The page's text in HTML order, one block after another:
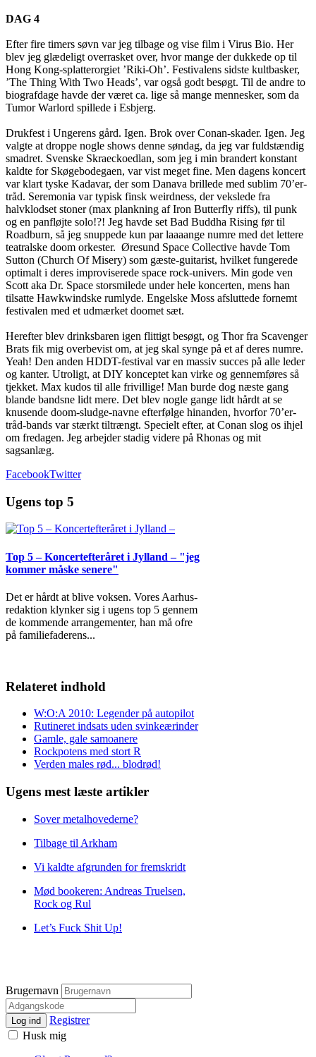
DAG 4
Efter fire timers søvn var jeg tilbage og vise film i Virus Bio. Her
blev jeg glædeligt overrasket over, hvor mange der dukkede op til
Hong Kong-splatterorgiet ’Riki-Oh’. Festivalens sidste kultbasker,
’The Thing With Two Heads’, var også godt besøgt. Til de andre to
biografdage havde der været ca. lige så mange mennesker, som da
Tumor Warlord spillede i Esbjerg.
Drukfest i Ungerens gård. Igen. Brok over Conan-skader. Igen. Jeg
valgte at droppe nogle shows denne søndag, da jeg var fuldstændig
smadret. Svenske Skraeckoedlan, som jeg i min brandert konstant
kaldte for Skøgebodegaen, var vist meget fine. Men dagens koncert
var klart tyske Kadavar, der som Danava brillede med sublim 70’er-
tråd. Seremonia var typisk finsk weirdness, der vekslede fra
halvklodset stoner (max plankning af Iron Butterfly riffs), til punk
og en panfløjte solo!?! Jeg havde set Bad Buddha Rising før til
Roadburn, så jeg snuppede kun par laaaange numre med det lettere
teatralske doom orkester. Øresund Space Collective havde Tom
Sutton (Church Of Misery) som gæste-guitarist, hvilket fungerede
optimalt i deres improviserede space rock-univers. Min gode ven
Scott aka Dr. Space storsmilede under hele koncerten, mens han
tilsatte Hawkwindske rumlyde. Engelske Moss afsluttede fornemt
festivalen med et udmærket doomet sæt.
Herefter blev drinksbaren igen flittigt besøgt, og Thor fra Scavenger
Brats fik mig overbevist om, at jeg skal synge på et af deres numre.
Yeah! Den anden HDDT-festival var en massiv succes på alle leder
og kanter. Utroligt, at DIY konceptet kan virke og gennemføres så
tjekket. Max kudos til alle frivillige! Man burde dog næste gang
blande bandsne lidt mere. Det blev nogle gange lidt hårdt at se
knusende doom-sludge-navne efterfølge hinanden, hvorfor 70’er-
tråd-bands var stærkt tiltrængt. Specielt efter, at Conan slog os ihjel
om fredagen. Jeg arbejder stadig videre på Rhonas og mit
sagsanlæg.
FacebookTwitter
Ugens top 5
Top 5 – Koncertefteråret i Jylland – "jeg
kommer måske senere"
Det er hårdt at blive voksen. Vores Aarhus-
redaktion klynker sig i ugens top 5 gennem
de kommende arrangementer, han må ofre
på familiefaderens...
Relateret indhold
W:O:A 2010: Legender på autopilot
Rutineret indsats uden svinkeærinder
Gamle, gale samoanere
Rockpotens med stort R
Verden males rød... blodrød!
Ugens mest læste artikler
Sover metalhovederne?
Tilbage til Arkham
Vi kaldte afgrunden for fremskridt
Mød bookeren: Andreas Truelsen,
Rock og Rul
Let’s Fuck Shit Up!
Brugernavn
Log ind
Registrer
Husk mig